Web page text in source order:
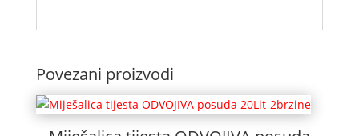
Povezani proizvodi